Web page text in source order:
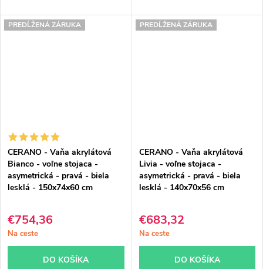
PREDĹŽENÁ ZÁRUKA
CERANO - Vaňa akrylátová
Bianco - voľne stojaca -
asymetrická - pravá - biela
lesklá - 150x74x60 cm
€754,36
Na ceste
DO KOŠÍKA
PREDĹŽENÁ ZÁRUKA
CERANO - Vaňa akrylátová
Livia - voľne stojaca -
asymetrická - pravá - biela
lesklá - 140x70x56 cm
€683,32
Na ceste
DO KOŠÍKA